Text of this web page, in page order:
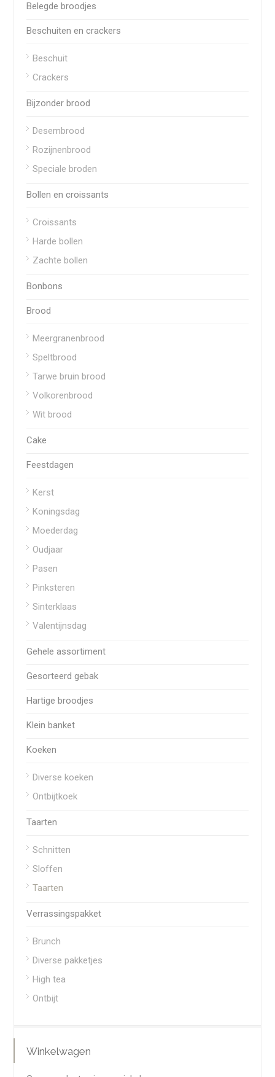
Belegde broodjes
Beschuiten en crackers
Beschuit
Crackers
Bijzonder brood
Desembrood
Rozijnenbrood
Speciale broden
Bollen en croissants
Croissants
Harde bollen
Zachte bollen
Bonbons
Brood
Meergranenbrood
Speltbrood
Tarwe bruin brood
Volkorenbrood
Wit brood
Cake
Feestdagen
Kerst
Koningsdag
Moederdag
Oudjaar
Pasen
Pinksteren
Sinterklaas
Valentijnsdag
Gehele assortiment
Gesorteerd gebak
Hartige broodjes
Klein banket
Koeken
Diverse koeken
Ontbijtkoek
Taarten
Schnitten
Sloffen
Taarten
Verrassingspakket
Brunch
Diverse pakketjes
High tea
Ontbijt
Winkelwagen